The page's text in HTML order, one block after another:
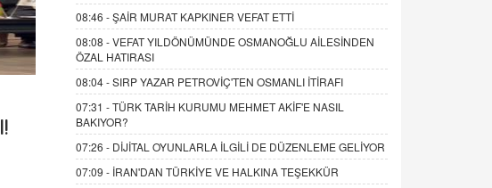
08:46 -ŞAİR MURAT KAPKINER VEFAT ETTİ
08:08 -VEFAT YILDÖNÜMÜNDE OSMANOĞLU AİLESİNDEN
ÖZAL HATIRASI
08:04 -SIRP YAZAR PETROVİÇ'TEN OSMANLI İTİRAFI
07:31 -TÜRK TARİH KURUMU MEHMET AKİF'E NASIL
BAKIYOR?
07:26 - DİJİTAL OYUNLARLA İLGİLİ DE DÜZENLEME GELİYOR
07:09 - İRAN'DAN TÜRKİYE VE HALKINA TEŞEKKÜR